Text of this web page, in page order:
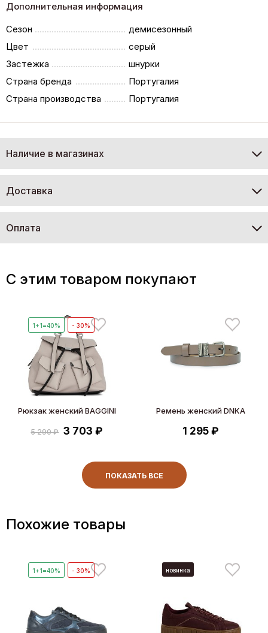
Дополнительная информация
Сезон
демисезонный
Цвет
серый
Застежка
шнурки
Страна бренда
Португалия
Страна производства
Португалия
Наличие в магазинах
Доставка
Оплата
C этим товаром покупают
1+1=40% - 30%
Рюкзак женский BAGGINI
5 290 ₽ 3 703 ₽
Ремень женский DNKA
1 295 ₽
ПОКАЗАТЬ ВСЕ
Похожие товары
1+1=40% - 30% новинка